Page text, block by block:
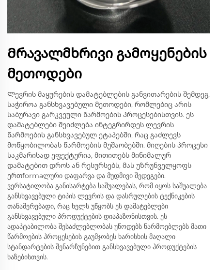
Მრავალმხრივი გამოყენების
მეთოდები
Ლევრის მაყურების დამატებლების განვითარების შემდეგ,
საჭიროა განსხვავებული მეთოდები, რომლებიც არის
საბურავი გარკვეული წარმოების პროცესებისთვის. ეს
დამატებლები შეიძლება ინტეგრირდეს ლევრის
წარმოების განსხვავებულ ეტაპებში, რაც გაძლევს
მოწყობილობას წარმოების მუშაობებში. მიღების პროცესი
საკმარისად ეფექტურია, მითითებს მინიმალურ
დამატებით დროს ან რესურსებს, მას უზრუნველყოფს
ერთformaლური დაფარვა და მუდმივი შედეგები.
ვერსატილობა განისარტება საშუალებას, რომ იყოს საშუალება
განსხვავებული ტიპის ლევრის და დასრულების ტექნიკების
თანამერებადი, რაც ხელს უწყობს ეს დამატებლები
განსხვავებული პროდუქტების დიაპაზონისთვის. ეს
ადაპტაბილობა შესაძლებლობას უწოდებს წარმოებლებს მათი
წარმოების პროცესების გაუმჯობეს ხარისხის მაღალი
სტანდარტების შენარჩუნებით განსხვავებული პროდუქტების
ხაზებისთვის.